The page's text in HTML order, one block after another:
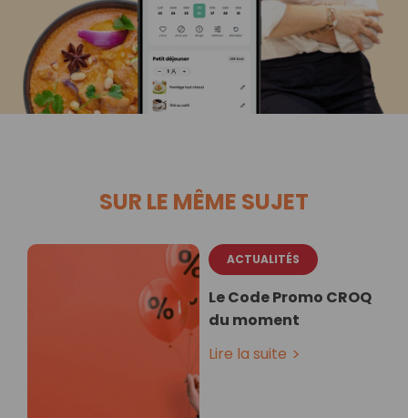
SUR LE MÊME SUJET
ACTUALITÉS
Le Code Promo CROQ
du moment
Lire la suite